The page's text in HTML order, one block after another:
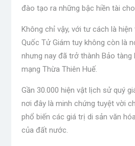
đào tạo ra những bậc hiền tài
Không chỉ vậy, với tư cách là
Quốc Tử Giám tuy không còn là
nhưng nay đã trở thành Bảo tàng
mạng Thừa Thiên Huế.
Gần 30.000 hiện vật lịch sử quý
nơi đây là minh chứng tuyệt vời
phổ biến các giá trị di sản văn
của đất nước.